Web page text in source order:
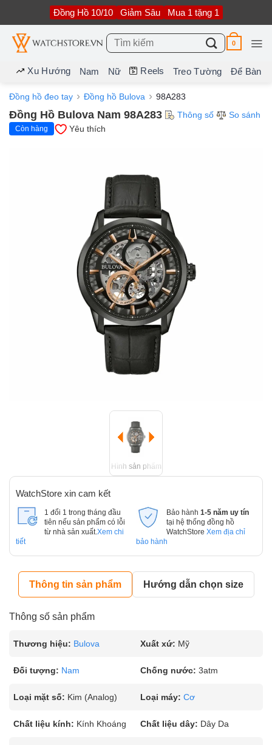
nội
dung
Đồng Hồ 10/10 Giảm Sâu Mua 1 tặng 1
Tìm
kiếm:
0
Xu Hướng Nam Nữ Reels Treo Tường Để Bàn
Đồng hồ đeo tay Đồng hồ Bulova 98A283
Đồng Hồ Bulova Nam 98A283 Thông số So sánh
Còn hàng Yêu thích
Hình sản phẩm
WatchStore xin cam kết
1 đổi 1 trong tháng đầu
tiên nếu sản phẩm có lỗi
từ nhà sản xuất. Xem chi
tiết
Bảo hành 1-5 năm uy tín
tại hệ thống đồng hồ
WatchStore Xem địa chỉ
bảo hành
Thông tin sản phẩm Hướng dẫn chọn size
Thông số sản phẩm
Thương hiệu: Bulova Xuất xứ: Mỹ
Đối tượng: Nam Chống nước: 3atm
Loại mặt số: Kim (Analog) Loại máy: Cơ
Chất liệu kính: Kính Khoáng Chất liệu dây: Dây Da